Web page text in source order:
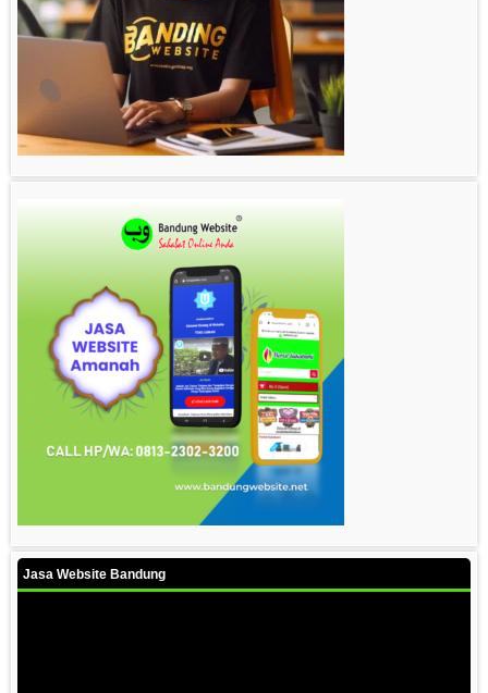
Jasa Website Bandung